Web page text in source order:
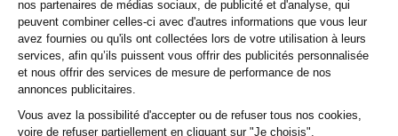
ACCÉDEZ À MOODLE
(NOUVELLE FENÊTRE)